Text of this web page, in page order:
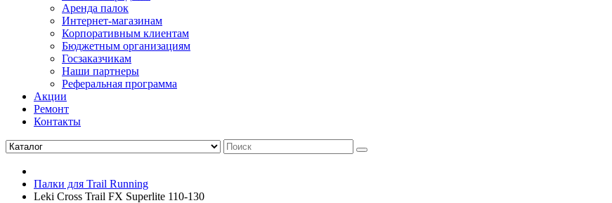
Аренда палок
Интернет-магазинам
Корпоративным клиентам
Бюджетным организациям
Госзаказчикам
Наши партнеры
Реферальная программа
Акции
Ремонт
Контакты
Палки для Trail Running
Leki Cross Trail FX Superlite 110-130